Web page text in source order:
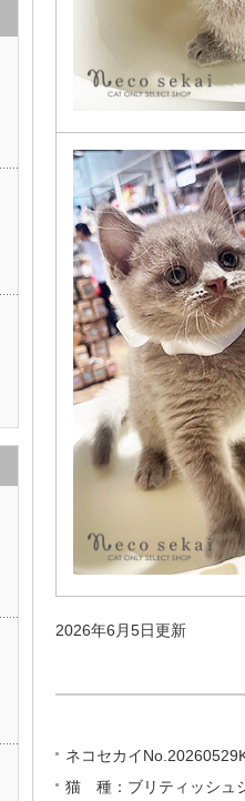
2026年6月5日更新
ネコセカイ
猫 種：ブリティッシュ